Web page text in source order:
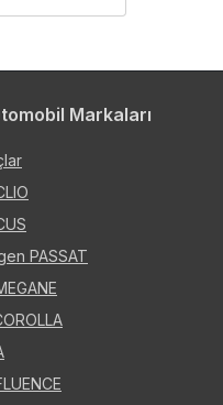
Markaları
PASSAT